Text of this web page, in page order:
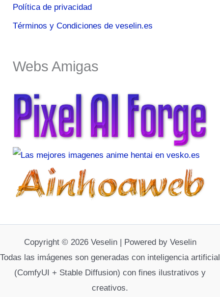
Política de privacidad
Términos y Condiciones de veselin.es
Webs Amigas
Copyright © 2026 Veselin | Powered by Veselin
Todas las imágenes son generadas con inteligencia artificial
(ComfyUI + Stable Diffusion) con fines ilustrativos y
creativos.